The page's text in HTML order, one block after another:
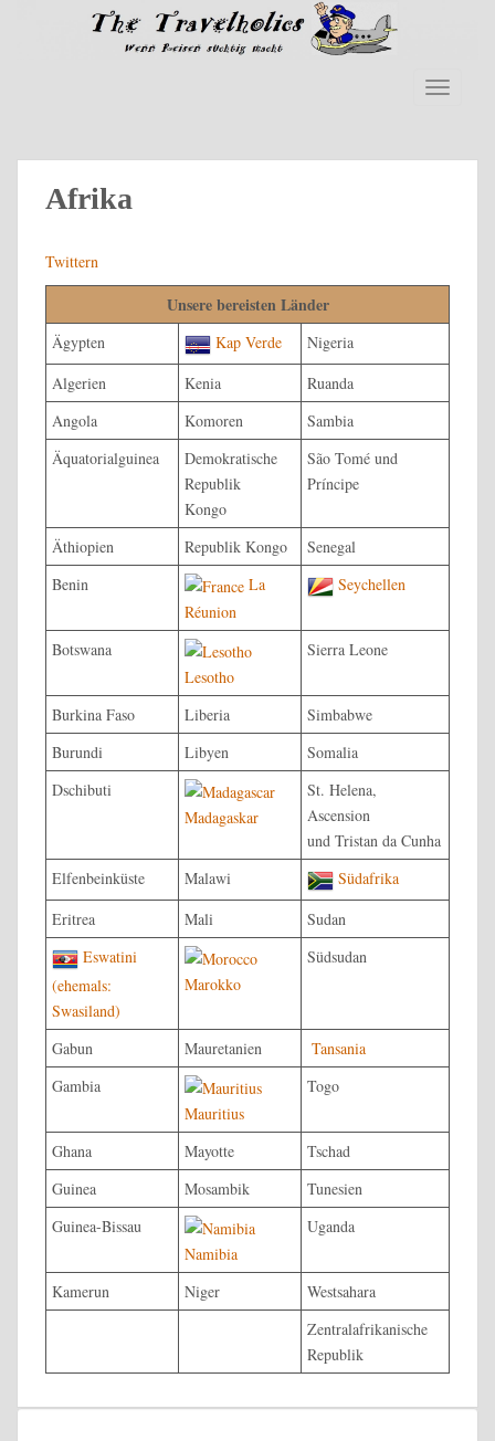
Afrika
Twittern
Unsere bereisten Länder
Ägypten Kap Verde
Nigeria
Algerien
Kenia
Ruanda
Angola
Komoren
Sambia
Äquatorialguinea
Demokratische
Republik
Kongo
São Tomé und
Príncipe
Äthiopien Republik Kongo
Senegal
Benin
La
Réunion
Seychellen
Botswana
Lesotho
Sierra Leone
Burkina Faso Liberia
Simbabwe
Burundi
Libyen
Somalia
Dschibuti
Madagaskar
St. Helena,
Ascension
und Tristan da Cunha
Elfenbeinküste
Malawi
Südafrika
Eritrea
Mali
Sudan
Eswatini
(ehemals:
Swasiland)
Marokko
Südsudan
Gabun Mauretanien
Tansania
Gambia
Mauritius
Togo
Ghana Mayotte
Tschad
Guinea
Mosambik
Tunesien
Guinea-Bissau
Namibia
Uganda
Kamerun Niger
Westsahara
Zentralafrikanische
Republik